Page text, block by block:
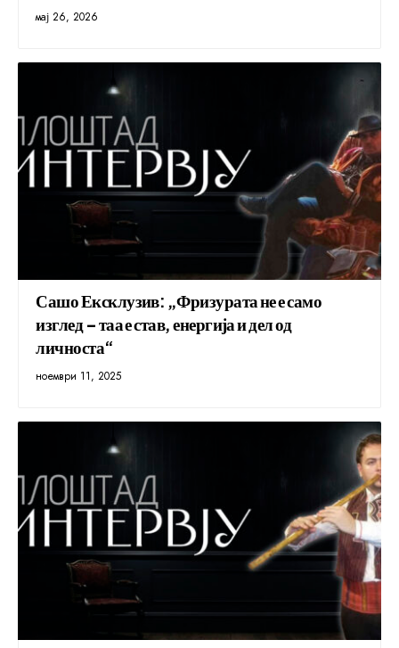
мај 26, 2026
Сашо Ексклузив: „Фризурата не е само
изглед – таа е став, енергија и дел од
личноста“
ноември 11, 2025